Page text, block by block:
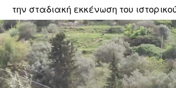
την σταδιακή εκκένωση του